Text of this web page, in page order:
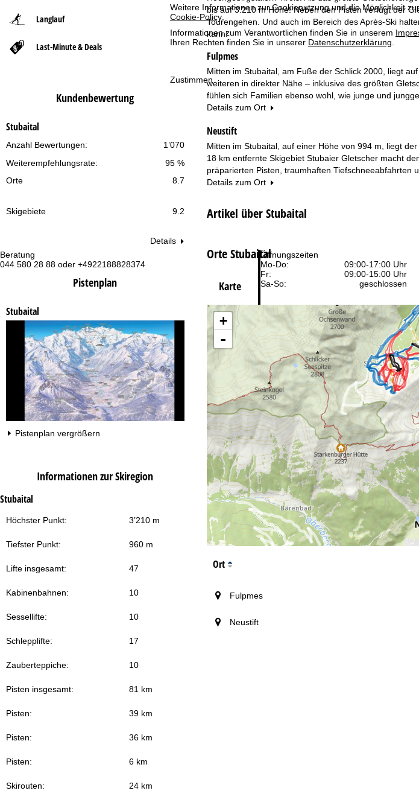
Weitere Informationen zur Cookienutzung und die Möglichkeit
Cookie-Policy.
Informationen zum Verantwortlichen finden Sie in unserem
Ihren Rechten finden Sie in unserer Datenschutzerklärung.
Zustimmen
Beratung
044 580 28 88 oder +4922188828374
Öffnungszeiten
Mo-Do:
09:00-17:00 Uhr
Fr:
09:00-15:00 Uhr
Sa-So:
geschlossen
Zur Kontaktseite
Langlauf
Last-Minute & Deals
Kundenbewertung
Stubaital
1’070
Anzahl Bewertungen:
95 %
Weiterempfehlungsrate:
Orte
8.7
Skigebiete 9.2
Details
Pistenplan
Stubaital
Pistenplan vergrößern
Informationen zur Skiregion
Stubaital
Höchster Punkt: 3’210 m
Tiefster Punkt: 960 m
Lifte insgesamt: 47
Kabinenbahnen: 10
Sessellifte: 10
Schlepplifte: 17
Zauberteppiche: 10
Pisten insgesamt: 81 km
Pisten: 39 km
Pisten: 36 km
Pisten: 6 km
Skirouten: 24 km
t
s
e
i
e
bis auf 3.210 m Höhe! Neben den Pisten verfügt der
Tourengehen. Und auch im Bereich des Après-Ski
kann!
Fulpmes
Mitten im Stubaital, am Fuße der Schlick 2000, liegt
weiteren in direkter Nähe – inklusive des größten
fühlen sich Familien ebenso wohl, wie junge und
Details zum Ort
Neustift
Mitten im Stubaital, auf einer Höhe von 994 m, liegt
18 km entfernte Skigebiet Stubaier Gletscher macht
präparierten Pisten, traumhaften Tiefschneeabfahrten
Details zum Ort
Artikel über Stubaital
Orte Stubaital
Karte
+
-
Ort
Fulpmes
Neustift